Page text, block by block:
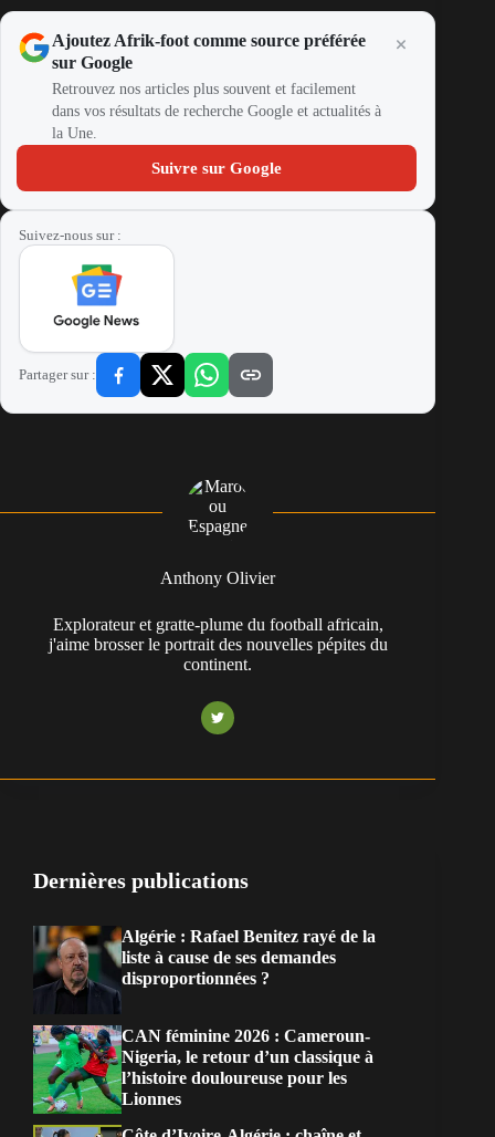
Ajoutez Afrik-foot comme source préférée
sur Google
Retrouvez nos articles plus souvent et facilement
dans vos résultats de recherche Google et actualités à
la Une.
Suivre sur Google
Suivez-nous sur :
Partager sur :
Anthony Olivier
Explorateur et gratte-plume du football africain,
j'aime brosser le portrait des nouvelles pépites du
continent.
Dernières publications
Algérie : Rafael Benitez rayé de la
liste à cause de ses demandes
disproportionnées ?
CAN féminine 2026 : Cameroun-
Nigeria, le retour d’un classique à
l’histoire douloureuse pour les
Lionnes